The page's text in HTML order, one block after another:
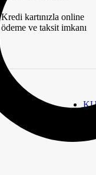
Kredi kartınızla online
ödeme ve taksit imkanı